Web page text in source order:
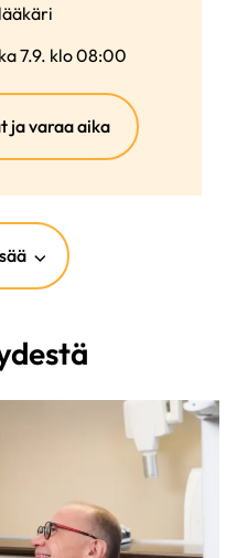
7.9. klo 08:00
ja varaa aika(ulkoinen
linkki)